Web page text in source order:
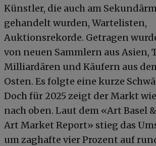
Künstler, die auch am
gehandelt wurden, Wartelisten,
Auktionsrekorde. Getragen
von neuen Sammlern aus Asien,
Milliardären und Käufern aus
Osten. Es folgte eine kurze
Doch für 2025 zeigt der Markt
nach oben. Laut dem «Art Basel
Art Market Report» stieg das
um zaghafte vier Prozent auf